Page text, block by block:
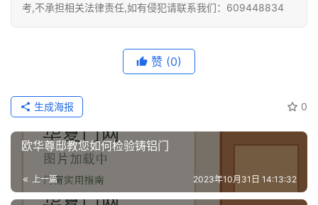
考,不承担相关法律责任,如有侵犯请联系我们：609448834
赞 (0)
0
生成海报
欧华尊邸教您如何检验铸铝门
上一篇 2023年10月31日 14:13:32